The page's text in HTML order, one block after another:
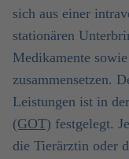
sich aus einer
stationären
Medikamente
zusammensetzen.
Leistungen ist in der
(GOT) festgelegt.
die Tierärztin oder